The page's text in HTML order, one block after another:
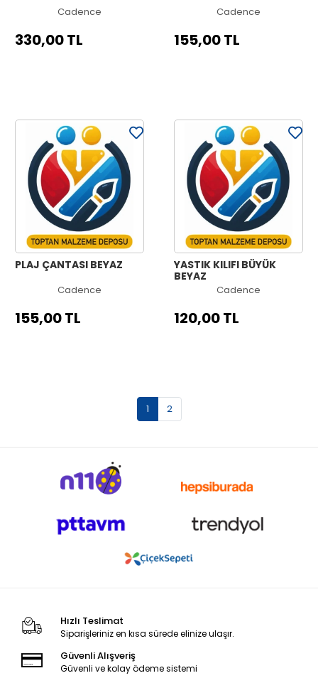
Cadence
330,00 TL
Cadence
155,00 TL
PLAJ ÇANTASI BEYAZ
Cadence
155,00 TL
YASTIK KILIFI BÜYÜK
BEYAZ
Cadence
120,00 TL
1 2
Hızlı Teslimat
Siparişleriniz en kısa sürede elinize ulaşır.
Güvenli Alışveriş
Güvenli ve kolay ödeme sistemi